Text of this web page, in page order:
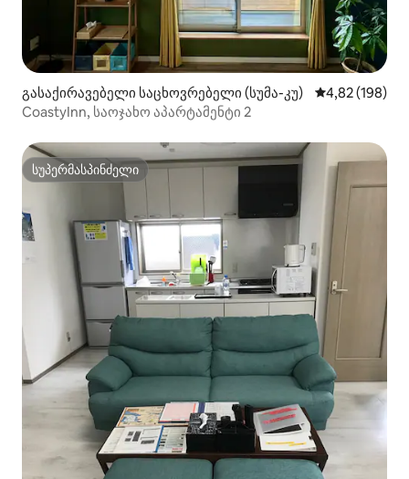
გასაქირავებელი საცხოვრებელი (სუმა-კუ) საშუალო
4,82 (198)
CoastyInn, საოჯახო აპარტამენტი 2
სუპერმასპინძელი
სუპერმასპინძელი